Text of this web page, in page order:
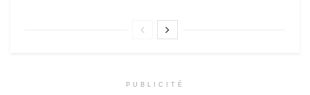
PUBLICITÉ